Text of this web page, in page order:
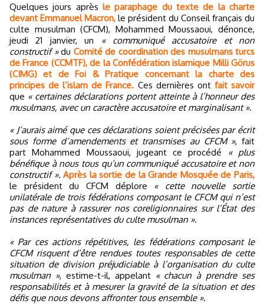
Quelques jours après le paraphage du texte de la charte
devant Emmanuel Macron, le président du Conseil français du
culte musulman (CFCM), Mohammed Moussaoui, dénonce,
jeudi 21 janvier, un
« communiqué accusatoire et non
constructif »du Comité de coordination des musulmans turcs
de France (CCMTF), de la Confédération islamique Milli Görus
(CIMG) et de Foi & Pratique concernant la charte des
principes de l’islam de France. Ces dernières ont fait savoir
que « certaines déclarations portent atteinte à l’honneur des
musulmans, avec un caractère accusatoire et marginalisant ».
« J’aurais aimé que ces déclarations soient précisées par écrit
sous forme d’amendements et transmises au CFCM », fait
part Mohammed Moussaoui, jugeant ce procédé
« plus
bénéfique à nous tous qu’un communiqué accusatoire et non
constructif ». Après la sortie de la Grande Mosquée de Paris,
le président du CFCM déplore « cette nouvelle sortie
unilatérale de trois fédérations composant le CFCM qui n’est
pas de nature à rassurer nos coreligionnaires sur l’État des
instances représentatives du culte musulman ».
« Par ces actions répétitives, les fédérations composant le
CFCM risquent d’être rendues toutes responsables de cette
situation de division préjudiciable à l’organisation du culte
musulman », estime-t-il, appelant « chacun à prendre ses
responsabilités et à mesurer la gravité de la situation et des
défis que nous devons affronter tous ensemble ».